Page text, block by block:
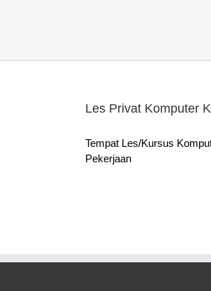
Les Privat Komputer
Tempat Les/Kursus
Pekerjaan